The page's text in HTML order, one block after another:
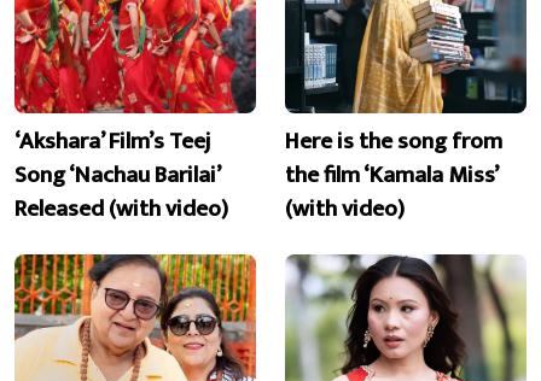
‘Akshara’ Film’s Teej
Song ‘Nachau Barilai’
Released (with video)
Here is the song from
the film ‘Kamala Miss’
(with video)